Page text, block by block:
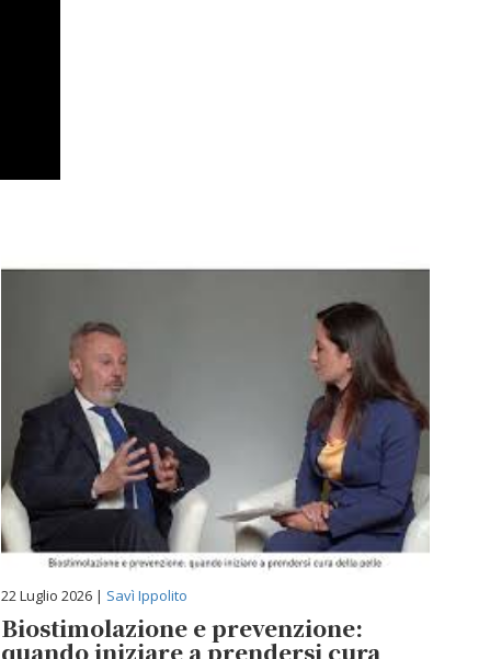
22 Luglio 2026 | Savì Ippolito
Biostimolazione e prevenzione:
quando iniziare a prendersi cura